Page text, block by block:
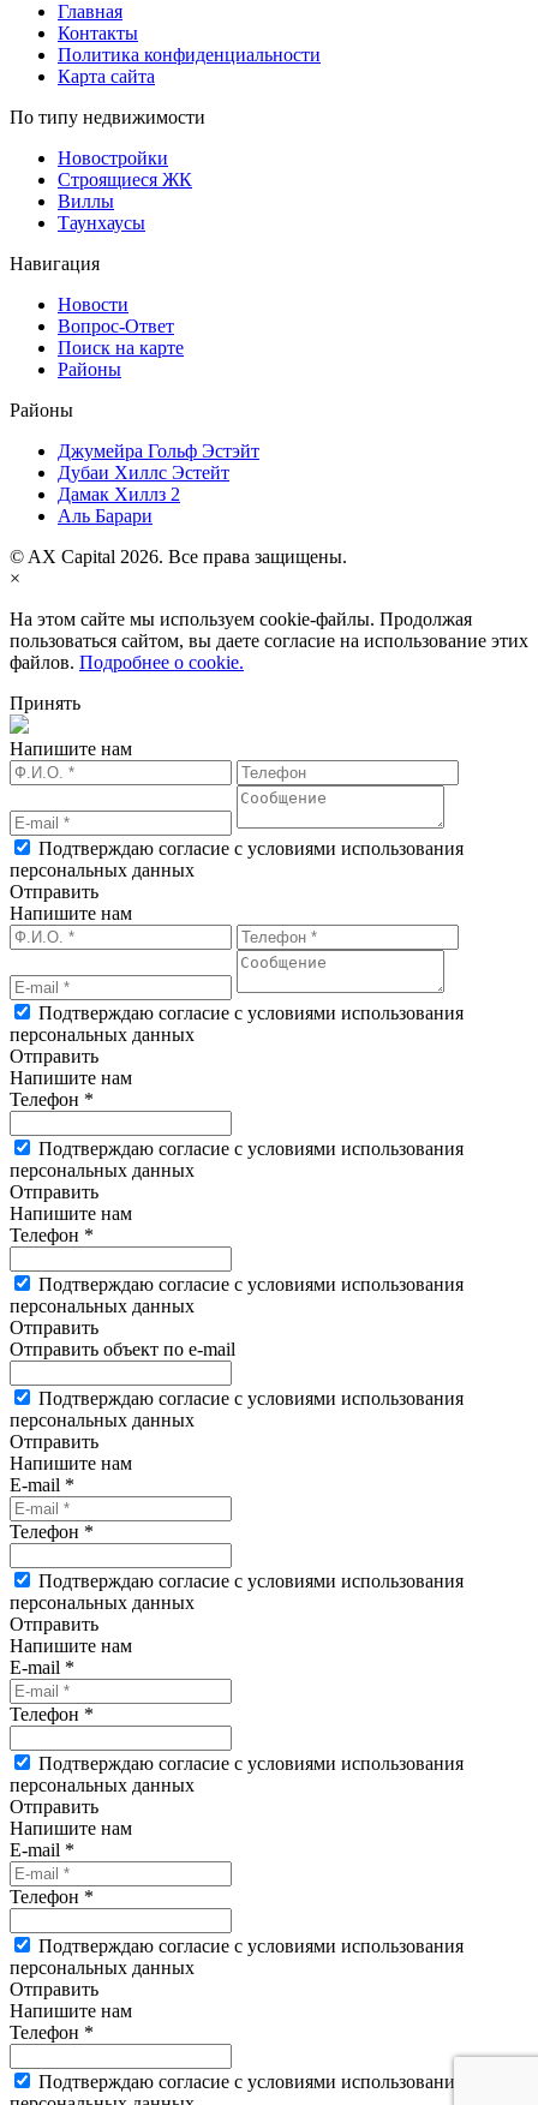
Главная
Контакты
Политика конфиденциальности
Карта сайта
По типу недвижимости
Новостройки
Строящиеся ЖК
Виллы
Таунхаусы
Навигация
Новости
Вопрос-Ответ
Поиск на карте
Районы
Районы
Джумейра Гольф Эстэйт
Дубаи Хиллс Эстейт
Дамак Хиллз 2
Аль Барари
© AX Capital 2026. Все права защищены.
×
На этом сайте мы используем cookie-файлы. Продолжая
пользоваться сайтом, вы даете согласие на использование этих
файлов. Подробнее о cookie.
Принять
Напишите нам
Подтверждаю согласие с условиями использования
персональных данных
Отправить
Напишите нам
Подтверждаю согласие с условиями использования
персональных данных
Отправить
Напишите нам
Телефон *
Подтверждаю согласие с условиями использования
персональных данных
Отправить
Напишите нам
Телефон *
Подтверждаю согласие с условиями использования
персональных данных
Отправить
Отправить объект по e-mail
Подтверждаю согласие с условиями использования
персональных данных
Отправить
Напишите нам
E-mail *
Телефон *
Подтверждаю согласие с условиями использования
персональных данных
Отправить
Напишите нам
E-mail *
Телефон *
Подтверждаю согласие с условиями использования
персональных данных
Отправить
Напишите нам
E-mail *
Телефон *
Подтверждаю согласие с условиями использования
персональных данных
Отправить
Напишите нам
Телефон *
Подтверждаю согласие с условиями использования